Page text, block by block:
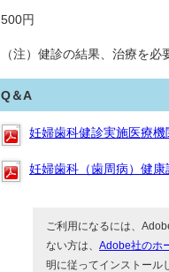
500円
（注）健診の結果、治療を
Q＆A
妊婦歯科健診実施医療機
妊婦歯科（歯周病）健康
ご利用になるには、
ない方は、Adobe社のホ
明に従ってインストール